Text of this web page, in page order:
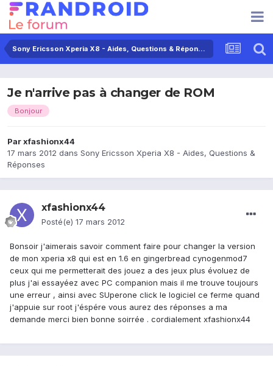
Sony Ericsson Xperia X8 - Aides, Questions & Réponses
Je n'arrive pas à changer de ROM
Bonjour
Parxfashionx44
17 mars 2012 dans Sony Ericsson Xperia X8 - Aides, Questions &
Réponses
xfashionx44
Posté(e) 17 mars 2012
Bonsoir j'aimerais savoir comment faire pour changer la version
de mon xperia x8 qui est en 1.6 en gingerbread cynogenmod7
ceux qui me permetterait des jouez a des jeux plus évoluez de
plus j'ai essayéez avec PC companion mais il me trouve toujours
une erreur , ainsi avec SUperone click le logiciel ce ferme quand
j'appuie sur root j'éspére vous aurez des réponses a ma
demande merci bien bonne soirrée . cordialement xfashionx44